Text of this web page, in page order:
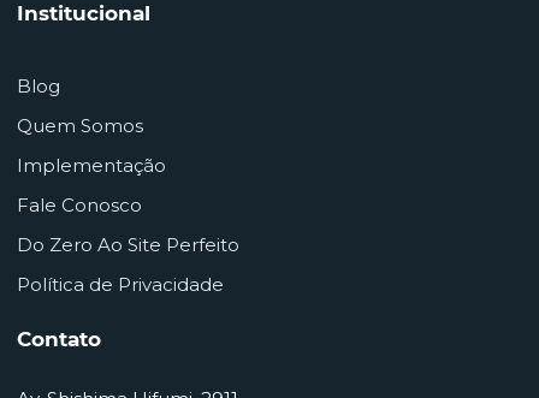
Institucional
Blog
Quem Somos
Implementação
Fale Conosco
Do Zero Ao Site Perfeito
Política de Privacidade
Contato